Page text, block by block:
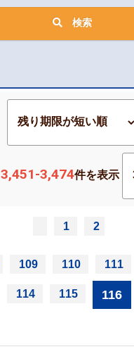
検索
3,451-3,474件を表示
1 2
109 110 111
114 115 116